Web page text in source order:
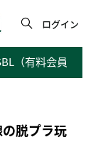
ログイン
（有料会員向けサ
脱プラ玩